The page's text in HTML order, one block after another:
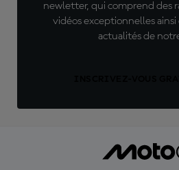
newletter, qui comprend des
vidéos exceptionnelles
actualités de